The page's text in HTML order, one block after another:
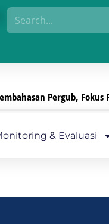
Pengamanan
& Evaluasi